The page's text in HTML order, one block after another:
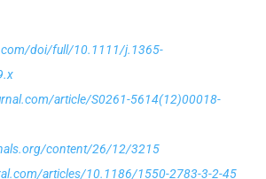
doi/full/10.1111/j.1365-
article/S0261-5614(12)00018-
content/26/12/3215
articles/10.1186/1550-2783-3-2-45